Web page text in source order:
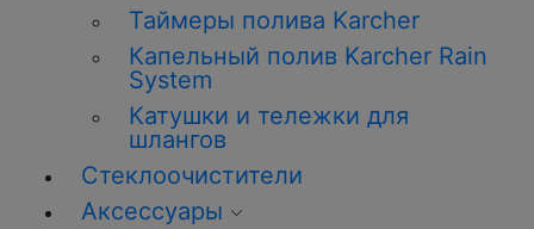
Таймеры полива Karcher
Капельный полив Karcher Rain
System
Катушки и тележки для
шлангов
Стеклоочистители
Аксессуары